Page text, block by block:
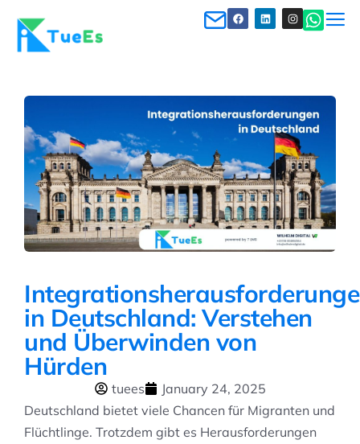
in Deutschland: Verstehen
und Überwinden von
Hürden
tuees
January 24, 2025
Deutschland bietet viele Chancen für Migranten und
Flüchtlinge. Trotzdem gibt es Herausforderungen